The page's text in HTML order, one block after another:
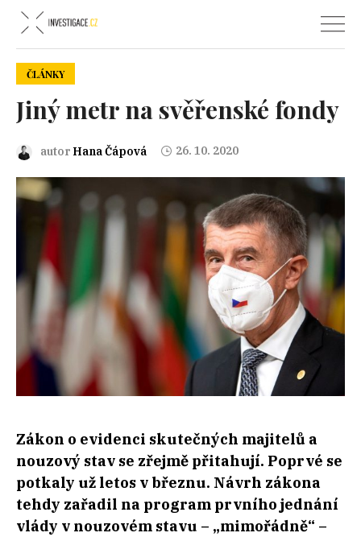
ČLÁNKY
Jiný metr na svěřenské fondy
autor Hana Čápová 26. 10. 2020
Zákon o evidenci skutečných majitelů a
nouzový stav se zřejmě přitahují. Poprvé se
potkaly už letos v březnu. Návrh zákona
tehdy zařadil na program prvního jednání
vlády v nouzovém stavu – „mimořádně“ –